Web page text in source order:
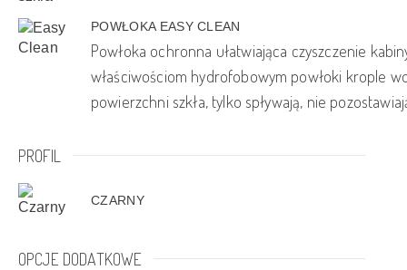
POWŁOKA EASY CLEAN
Powłoka ochronna ułatwiająca czyszczenie
właściwościom hydrofobowym powłoki krople
powierzchni szkła, tylko spływają, nie
PROFIL
CZARNY
OPCJE DODATKOWE